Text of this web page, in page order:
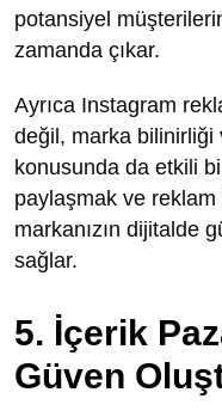
potansiyel
zamanda çıkar.
Ayrıca Instagram
değil, marka
konusunda da etkili
paylaşmak ve
markanızın dijitalde
sağlar.
5. İçerik
Güven